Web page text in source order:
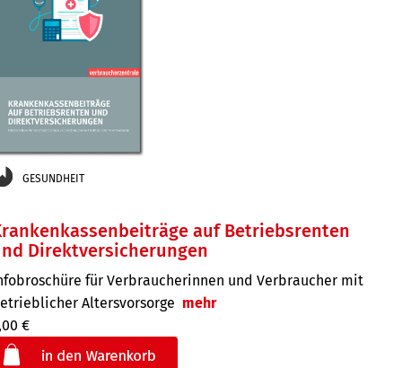
GESUNDHEIT
auf Betriebsrenten
Direktversicherungen
für Verbraucherinnen und Verbraucher mit
Altersvorsorge mehr
€